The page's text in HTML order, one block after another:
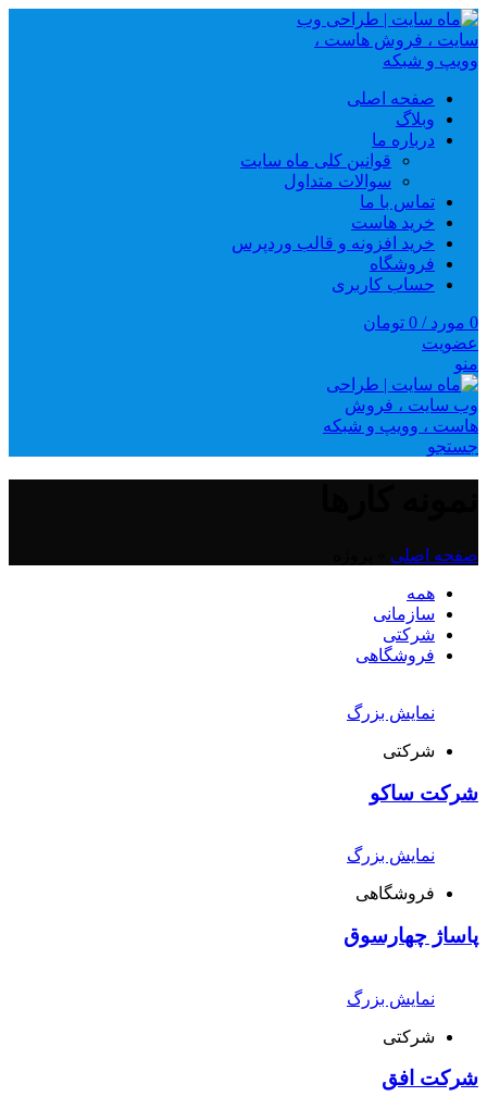
صفحه اصلی
وبلاگ
درباره ما
قوانین کلی ماه سایت
سوالات متداول
تماس با ما
خرید هاست
خرید افزونه و قالب وردپرس
فروشگاه
حساب کاربری
0 مورد /
0 تومان
عضویت
منو
جستجو
صفحه اصلی
همه
سازمانی
شرکتی
فروشگاهی
نمایش بزرگ
شرکتی
شرکت ساکو
نمایش بزرگ
فروشگاهی
پاساژ چهارسوق
نمایش بزرگ
شرکتی
شرکت افق